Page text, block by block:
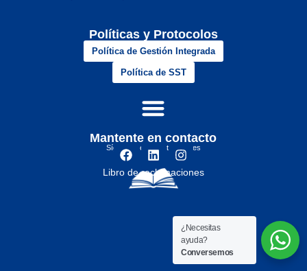
Políticas y Protocolos
Política de Gestión Integrada
Política de SST
Mantente en contacto
Síguenos en nuestras redes
Libro de reclamaciones
¿Necesitas
ayuda?
Conversemos